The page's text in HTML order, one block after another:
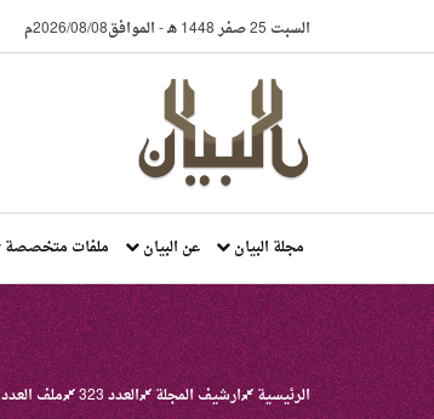
السبت 25 صفر 1448 هـ -الموافق2026/08/08م
مجلة البيان عن البيان ملفات متخصصة
الرئيسية ارشيف المجلة العدد 323 ملف العدد